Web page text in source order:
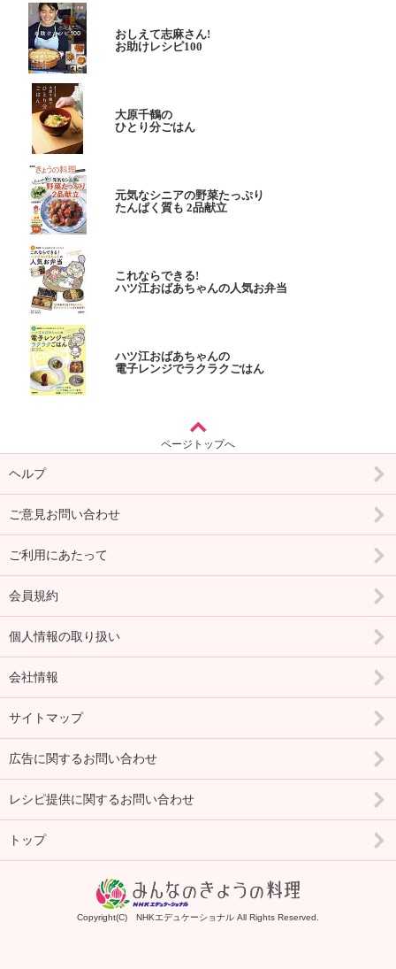
おしえて志麻さん!
お助けレシピ100
大原千鶴の
ひとり分ごはん
元気なシニアの野菜たっぷり
たんぱく質も 2品献立
これならできる!
ハツ江おばあちゃんの人気お弁当
ハツ江おばあちゃんの
電子レンジでラクラクごはん
ページトップへ
ヘルプ
ご意見お問い合わせ
ご利用にあたって
会員規約
個人情報の取り扱い
会社情報
サイトマップ
広告に関するお問い合わせ
レシピ提供に関するお問い合わせ
トップ
Copyright(C) NHKエデュケーショナル All Rights Reserved.